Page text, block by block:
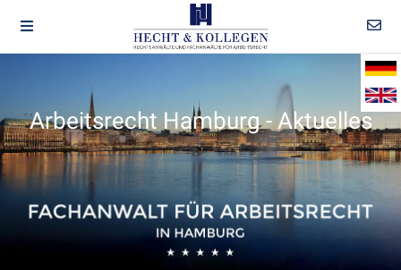
Arbeitsrecht Hamburg - Aktuelles